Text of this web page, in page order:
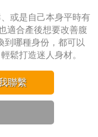
或是自己本身平時有
適合產後想要改善腹
到哪種身份，都可以
鬆打造迷人身材。
聯繫